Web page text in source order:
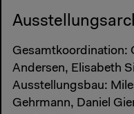
Gesamtkoordination:
Andersen, Elisabeth
Ausstellungsbau:
Gehrmann, Daniel